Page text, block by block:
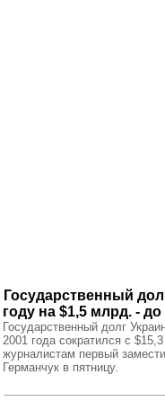
Государственный
году на $1,5 млрд. -
Государственный долг
2001 года сократился с
журналистам первый
Германчук в пятницу.